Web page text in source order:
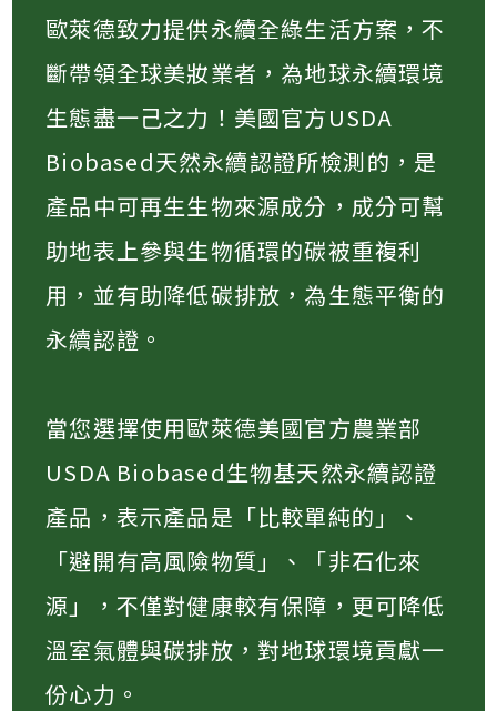
歐萊德致力提供永續全綠生活方案，不
斷帶領全球美妝業者，為地球永續環境
生態盡一己之力！美國官方USDA
Biobased天然永續認證所檢測的，是
產品中可再生生物來源成分，成分可幫
助地表上參與生物循環的碳被重複利
用，並有助降低碳排放，為生態平衡的
永續認證。
當您選擇使用歐萊德美國官方農業部
USDA Biobased生物基天然永續認證
產品，表示產品是「比較單純的」、
「避開有高風險物質」、「非石化來
源」，不僅對健康較有保障，更可降低
溫室氣體與碳排放，對地球環境貢獻一
份心力。